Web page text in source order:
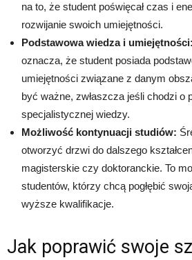
na to, że student poświęcał czas i
rozwijanie swoich umiejętności.
Podstawowa wiedza i umiejętności:
oznacza, że student posiada
umiejętności związane z danym
być ważne, zwłaszcza jeśli chodzi o
specjalistycznej wiedzy.
Możliwość kontynuacji studiów:
otworzyć drzwi do dalszego
magisterskie czy doktoranckie. To
studentów, którzy chcą pogłębić
wyższe kwalifikacje.
Jak poprawić swoje